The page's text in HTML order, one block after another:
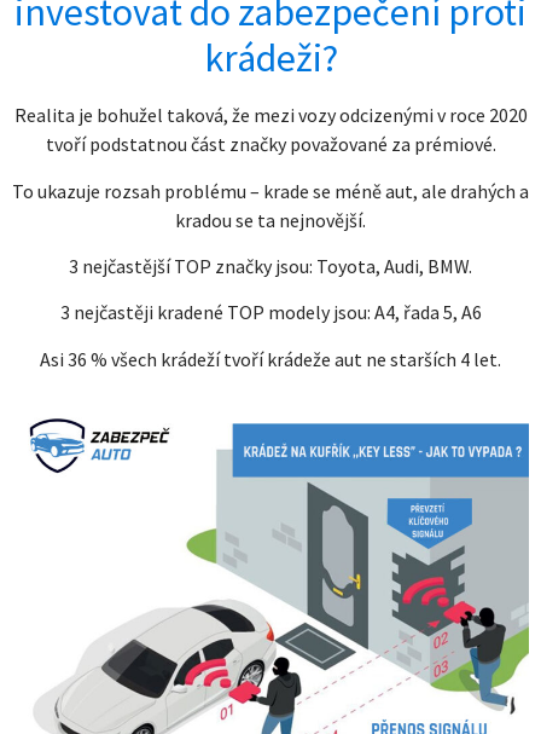
investovat do zabezpečení proti
krádeži?
Realita je bohužel taková, že mezi vozy odcizenými v roce 2020
tvoří podstatnou část značky považované za prémiové.
To ukazuje rozsah problému – krade se méně aut, ale drahých a
kradou se ta nejnovější.
3 nejčastější TOP značky jsou: Toyota, Audi, BMW.
3 nejčastěji kradené TOP modely jsou: A4, řada 5, A6
Asi 36 % všech krádeží tvoří krádeže aut ne starších 4 let.